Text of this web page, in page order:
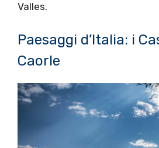
Valles.
Paesaggi d’Italia: i
Caorle